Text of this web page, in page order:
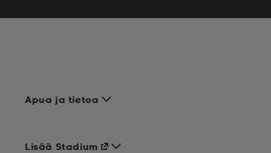
Apua ja tietoa
Lisää Stadium